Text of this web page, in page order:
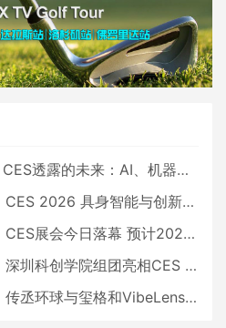
CES透露的未来：AI、机器人与智能生活大爆发
CES 2026 具身智能与创新领域 中国公司大放异彩
CES展会今日落幕 预计2026行业收入将超五千亿美元
深圳科创学院组团亮相CES 广受好评
传丞环球与玺格和VibeLens共同推出全新耳机